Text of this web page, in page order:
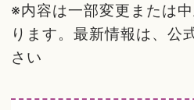
※内容は一部変更または
ります。最新情報は、公
さい